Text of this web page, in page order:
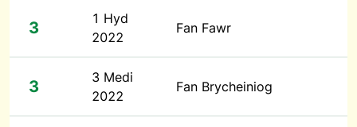
3
1 Hyd
2022
Fan Fawr
3
3 Medi
2022
Fan Brycheiniog